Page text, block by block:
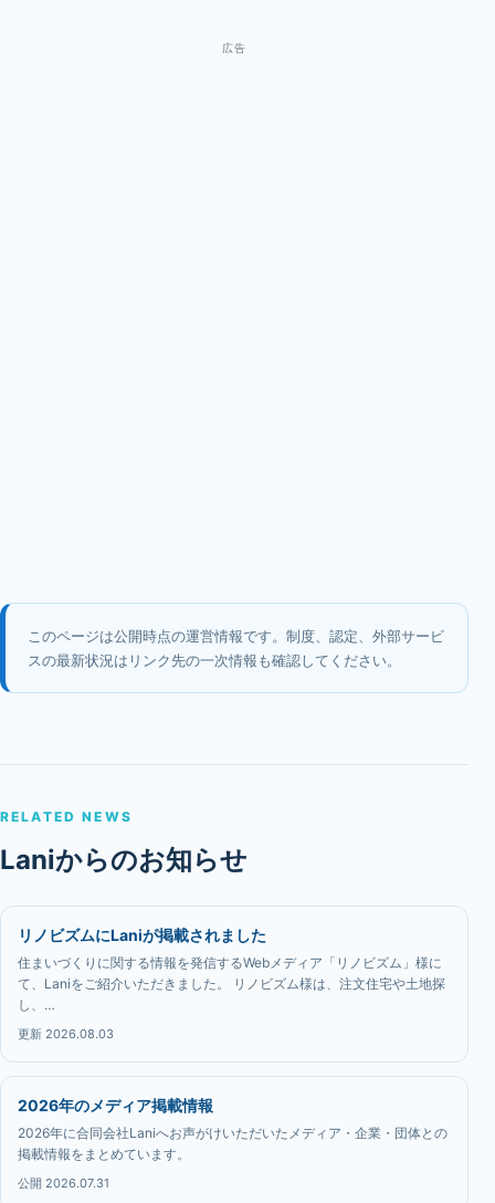
広告
このページは公開時点の運営情報です。制度、認定、外部サービ
スの最新状況はリンク先の一次情報も確認してください。
RELATED NEWS
Laniからのお知らせ
リノビズムにLaniが掲載されました
住まいづくりに関する情報を発信するWebメディア「リノビズム」様に
て、Laniをご紹介いただきました。 リノビズム様は、注文住宅や土地探
し、…
更新 2026.08.03
2026年のメディア掲載情報
2026年に合同会社Laniへお声がけいただいたメディア・企業・団体との
掲載情報をまとめています。
公開 2026.07.31